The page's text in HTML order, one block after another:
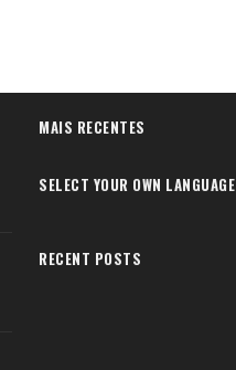
MAIS RECENTES
SELECT YOUR OWN LANGUAGE
RECENT POSTS